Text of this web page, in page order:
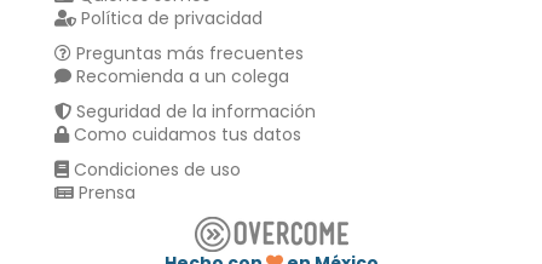
Política de privacidad
Preguntas más frecuentes
Recomienda a un colega
Seguridad de la información
Como cuidamos tus datos
Condiciones de uso
Prensa